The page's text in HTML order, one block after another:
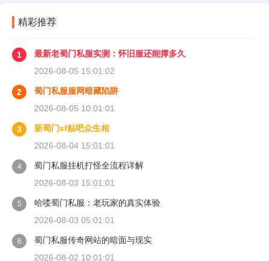
精彩推荐
1
最新老蜀门私服实测：怀旧服还能撑多久
2026-08-05 15:01:02
2
蜀门私服服网暗藏陷阱
2026-08-05 10:01:01
3
新蜀门sf贴吧众生相
2026-08-04 15:01:01
4
蜀门私服挂机打怪全流程详解
2026-08-03 15:01:01
5
哈喽蜀门私服：老玩家的真实体验
2026-08-03 05:01:01
6
蜀门私服传奇网站的暗面与现实
2026-08-02 10:01:01